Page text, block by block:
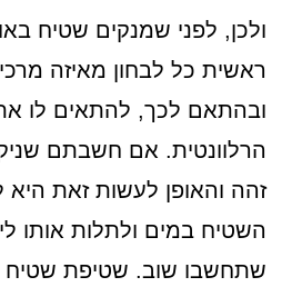
ולכן, לפני שמנקים שטיח
ראשית כל לבחון מאיזה
ובהתאם לכך, להתאים לו את
הרלוונטית. אם חשבתם
זהה והאופן לעשות זאת
השטיח במים ולתלות אותו
שתחשבו שוב. שטיפת שטיח